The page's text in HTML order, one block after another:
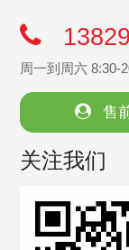
周一到周六 8:30-
售
关注我们